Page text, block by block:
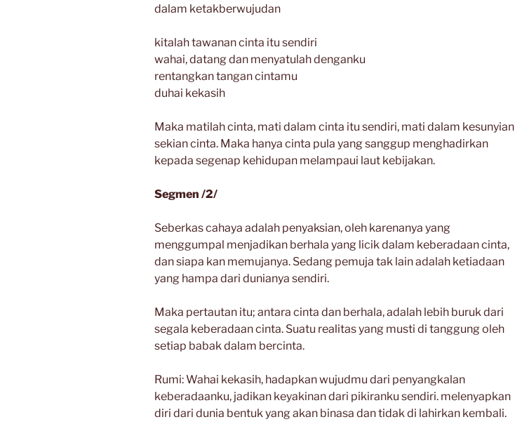
dalam ketakberwujudan
kitalah tawanan cinta itu sendiri
wahai, datang dan menyatulah denganku
rentangkan tangan cintamu
duhai kekasih
Maka matilah cinta, mati dalam cinta itu sendiri, mati dalam kesunyian
sekian cinta. Maka hanya cinta pula yang sanggup menghadirkan
kepada segenap kehidupan melampaui laut kebijakan.
Segmen /2/
Seberkas cahaya adalah penyaksian, oleh karenanya yang
menggumpal menjadikan berhala yang licik dalam keberadaan cinta,
dan siapa kan memujanya. Sedang pemuja tak lain adalah ketiadaan
yang hampa dari dunianya sendiri.
Maka pertautan itu; antara cinta dan berhala, adalah lebih buruk dari
segala keberadaan cinta. Suatu realitas yang musti di tanggung oleh
setiap babak dalam bercinta.
Rumi: Wahai kekasih, hadapkan wujudmu dari penyangkalan
keberadaanku, jadikan keyakinan dari pikiranku sendiri. melenyapkan
diri dari dunia bentuk yang akan binasa dan tidak di lahirkan kembali.